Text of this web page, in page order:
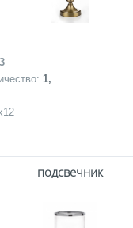
1,
подсвечник